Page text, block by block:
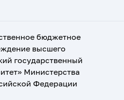
бюджетное
высшего
государственный
Министерства
Федерации